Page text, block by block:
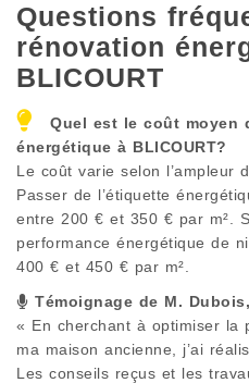
Questions
rénovation
BLICOURT
Quel est le coût moyen
énergétique à BLICOURT?
Le coût varie selon l’ampleur
Passer de l’étiquette
entre 200 € et 350 € par m².
performance énergétique de
400 € et 450 € par m².
Témoignage de M.
« En cherchant à optimiser la
ma maison ancienne, j’ai
Les conseils reçus et les